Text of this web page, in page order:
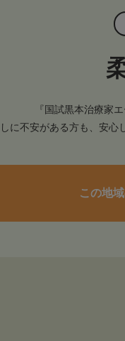
『国試黒本治療家
に不安がある方も、安心
この地